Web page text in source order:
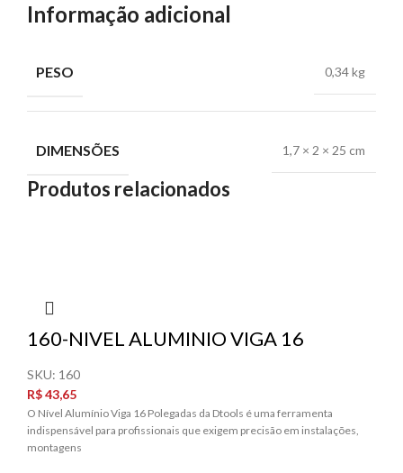
Informação adicional
PESO 0,34 kg
DIMENSÕES 1,7 × 2 × 25 cm
Produtos relacionados
160-NIVEL ALUMINIO VIGA 16
SKU: 160
R$43,65
O Nível Alumínio Viga 16 Polegadas da Dtools é uma ferramenta
indispensável para profissionais que exigem precisão em instalações,
montagens